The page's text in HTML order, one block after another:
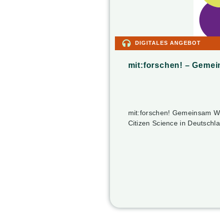
DIGITALES ANGEBOT
mit:forschen! –
mit:forschen! Gemeinsam
Citizen Science in